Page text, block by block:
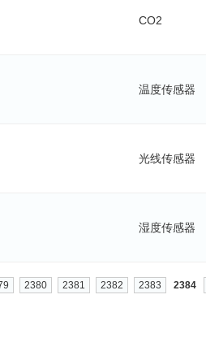
CO2
温度传感器
光线传感器
湿度传感器
2380 2381 2382 2383 2384